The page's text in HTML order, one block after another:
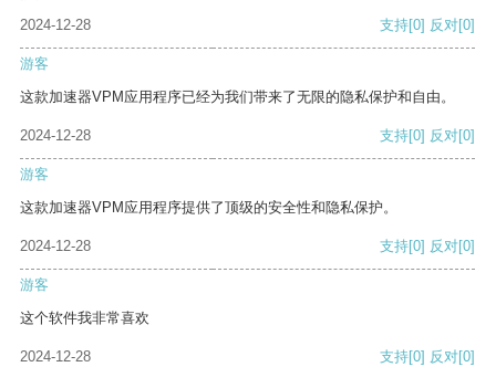
2024-12-28
支持[0] 反对[0]
游客
这款加速器VPM应用程序已经为我们带来了无限的隐私保护和自由。
2024-12-28 支持[0] 反对[0]
游客
这款加速器VPM应用程序提供了顶级的安全性和隐私保护。
2024-12-28 支持[0] 反对[0]
游客
这个软件我非常喜欢
2024-12-28 支持[0] 反对[0]